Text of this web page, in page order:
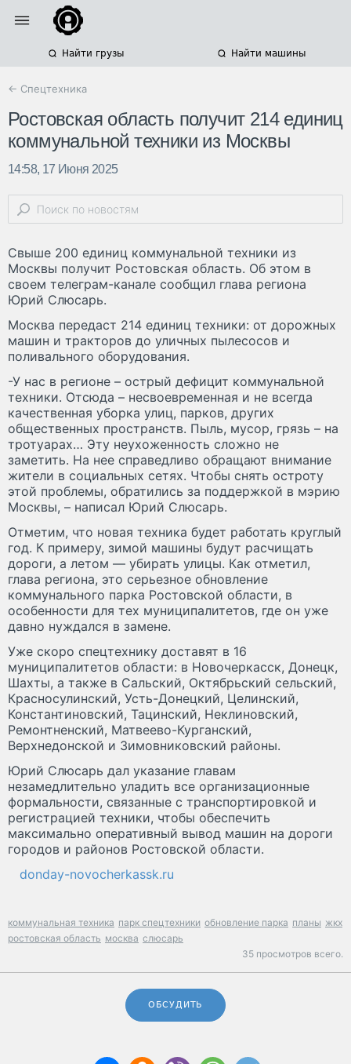
Найти грузы Найти машины
← Спецтехника
Ростовская область получит 214 единиц
коммунальной техники из Москвы
14:58, 17 Июня 2025
Свыше 200 единиц коммунальной техники из
Москвы получит Ростовская область. Об этом в
своем телеграм-канале сообщил глава региона
Юрий Слюсарь.
Москва передаст 214 единиц техники: от дорожных
машин и тракторов до уличных пылесосов и
поливального оборудования.
-У нас в регионе – острый дефицит коммунальной
техники. Отсюда – несвоевременная и не всегда
качественная уборка улиц, парков, других
общественных пространств. Пыль, мусор, грязь – на
тротуарах… Эту неухоженность сложно не
заметить. На нее справедливо обращают внимание
жители в социальных сетях. Чтобы снять остроту
этой проблемы, обратились за поддержкой в мэрию
Москвы, – написал Юрий Слюсарь.
Отметим, что новая техника будет работать круглый
год. К примеру, зимой машины будут расчищать
дороги, а летом — убирать улицы. Как отметил,
глава региона, это серьезное обновление
коммунального парка Ростовской области, в
особенности для тех муниципалитетов, где он уже
давно нуждался в замене.
Уже скоро спецтехнику доставят в 16
муниципалитетов области: в Новочеркасск, Донецк,
Шахты, а также в Сальский, Октябрьский сельский,
Красносулинский, Усть-Донецкий, Целинский,
Константиновский, Тацинский, Неклиновский,
Ремонтненский, Матвеево-Курганский,
Верхнедонской и Зимовниковский районы.
Юрий Слюсарь дал указание главам
незамедлительно уладить все организационные
формальности, связанные с транспортировкой и
регистрацией техники, чтобы обеспечить
максимально оперативный вывод машин на дороги
городов и районов Ростовской области.
donday-novocherkassk.ru
коммунальная техника парк спецтехники обновление парка планы жкх
ростовская область москва слюсарь
35 просмотров всего.
ОБСУДИТЬ